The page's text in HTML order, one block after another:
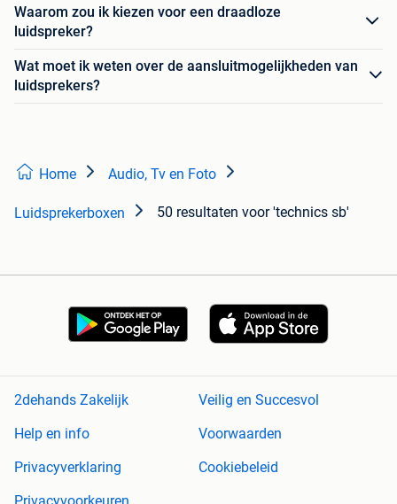
Waarom zou ik kiezen voor een draadloze
luidspreker?
Wat moet ik weten over de aansluitmogelijkheden van
luidsprekers?
Home Audio, Tv en Foto
Luidsprekerboxen 50 resultaten voor 'technics sb'
2dehands Zakelijk
Veilig en Succesvol
Help en info
Voorwaarden
Privacyverklaring
Cookiebeleid